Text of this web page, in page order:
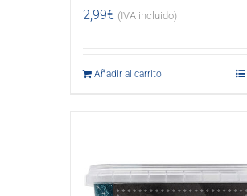
2,99€ (IVA incluido)
Añadir al carrito